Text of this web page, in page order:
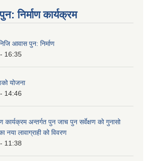
निर्माण कार्यक्रम
आवास पुन: निर्माण
16:35
योजना
14:46
कार्यक्रम अन्तर्गत पुन जाच पुन सर्वेक्षण को गुनासो
नया लावाग्राही को विवरण
11:38